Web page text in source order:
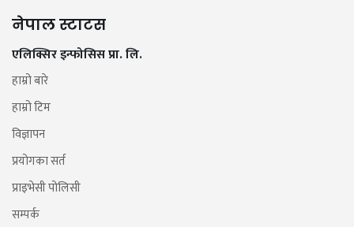
नेपाल स्टाटस
एलिक्सिर इन्फोसिस प्रा. लि.
हाम्रो बारे
हाम्रो टिम
विज्ञापन
प्रयोगका सर्त
प्राइभेसी पोलिसी
सम्पर्क